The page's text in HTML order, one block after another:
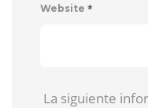
Website *
La siguiente